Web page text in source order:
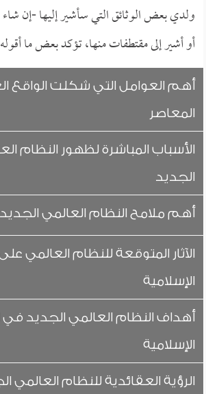
ولدي بعض الوثائق التي سأشير إليها -إن شاء
أو أشير إلى مقتطفات منها، تؤكد بعض ما
أهم العوامل التي شكلت الواقع
المعاصر
الأسباب المباشرة لظهور النظام
الجديد
أهم ملامح النظام العالمي الجديد
الآثار المتوقعة للنظام العالمي
الإسلامية
أهداف النظام العالمي الجديد في
الإسلامية
الرؤية العقائدية للنظام العالمي